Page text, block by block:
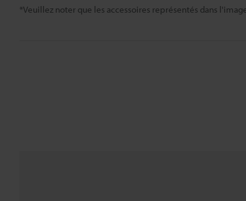
*Veuillez noter que les accessoires représentés dans